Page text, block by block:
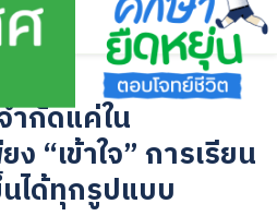
ำกัดแค่ใน
“เข้าใจ” การเรียน
ได้ทุกรูปแบบ